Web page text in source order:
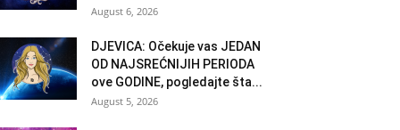
August 6, 2026
DJEVICA: Očekuje vas JEDAN
OD NAJSREĆNIJIH PERIODA
ove GODINE, pogledajte šta...
August 5, 2026